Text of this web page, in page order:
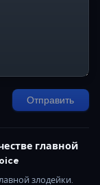
Отправить
главной
злодейки.